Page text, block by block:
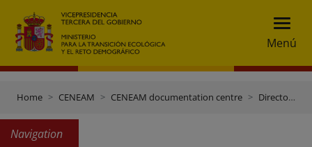
Menú
Home CENEAM CENEAM documentation centre Directory of documentation centres
Navigation